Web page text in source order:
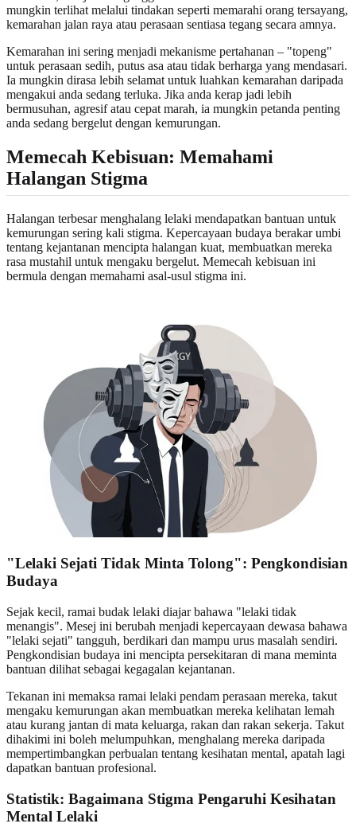
mungkin terlihat melalui tindakan seperti memarahi orang tersayang,
kemarahan jalan raya atau perasaan sentiasa tegang secara amnya.
Kemarahan ini sering menjadi mekanisme pertahanan – "topeng"
untuk perasaan sedih, putus asa atau tidak berharga yang mendasari.
Ia mungkin dirasa lebih selamat untuk luahkan kemarahan daripada
mengakui anda sedang terluka. Jika anda kerap jadi lebih
bermusuhan, agresif atau cepat marah, ia mungkin petanda penting
anda sedang bergelut dengan kemurungan.
Memecah Kebisuan: Memahami
Halangan Stigma
Halangan terbesar menghalang lelaki mendapatkan bantuan untuk
kemurungan sering kali stigma. Kepercayaan budaya berakar umbi
tentang kejantanan mencipta halangan kuat, membuatkan mereka
rasa mustahil untuk mengaku bergelut. Memecah kebisuan ini
bermula dengan memahami asal-usul stigma ini.
"Lelaki Sejati Tidak Minta Tolong": Pengkondisian
Budaya
Sejak kecil, ramai budak lelaki diajar bahawa "lelaki tidak
menangis". Mesej ini berubah menjadi kepercayaan dewasa bahawa
"lelaki sejati" tangguh, berdikari dan mampu urus masalah sendiri.
Pengkondisian budaya ini mencipta persekitaran di mana meminta
bantuan dilihat sebagai kegagalan kejantanan.
Tekanan ini memaksa ramai lelaki pendam perasaan mereka, takut
mengaku kemurungan akan membuatkan mereka kelihatan lemah
atau kurang jantan di mata keluarga, rakan dan rakan sekerja. Takut
dihakimi ini boleh melumpuhkan, menghalang mereka daripada
mempertimbangkan perbualan tentang kesihatan mental, apatah lagi
dapatkan bantuan profesional.
Statistik: Bagaimana Stigma Pengaruhi Kesihatan
Mental Lelaki